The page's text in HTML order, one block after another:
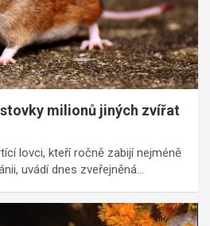
milionů jiných zvířat
lovci, kteří ročně zabijí nejméně
uvádí dnes zveřejněná…